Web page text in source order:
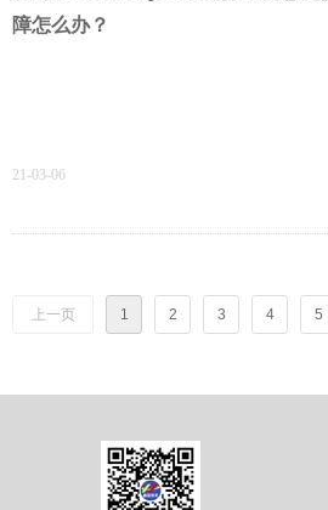
障怎么办？
21-03-06
上一页 1 2 3 4 5